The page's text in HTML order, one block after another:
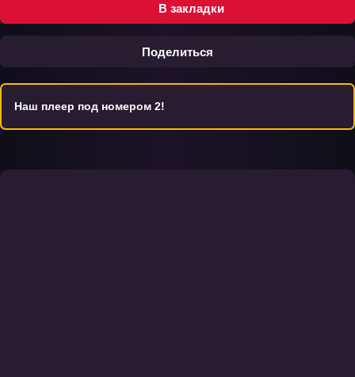
В закладки
Поделиться
Наш плеер под номером 2!